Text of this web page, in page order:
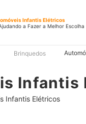
Infantis Elétricos
a Fazer a Melhor Escolha
Brinquedos
Infantis
Infantis Elétricos